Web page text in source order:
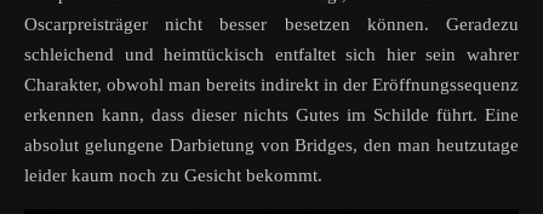
Oscarpreisträger nicht besser besetzen können. Geradezu
schleichend und heimtückisch entfaltet sich hier sein wahrer
Charakter, obwohl man bereits indirekt in der Eröffnungssequenz
erkennen kann, dass dieser nichts Gutes im Schilde führt. Eine
absolut gelungene Darbietung von Bridges, den man heutzutage
leider kaum noch zu Gesicht bekommt.